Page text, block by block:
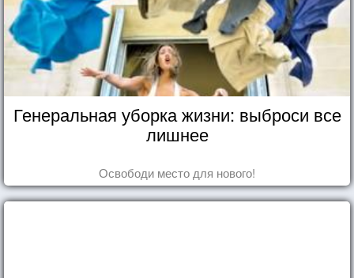
Генеральная уборка жизни: выброси все
лишнее
Освободи место для нового!